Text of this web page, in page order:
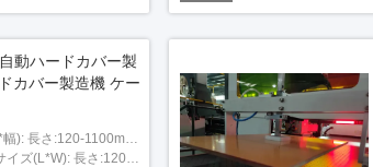
動ハードカバー製
カバー製造機 ケー
): 長さ:120-1100mm
イズ(L*W): 長さ:120-